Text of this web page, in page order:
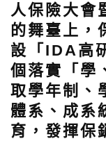
人保險大會
的舞臺上，
設「IDA高
個落實「學
取學年制、
體系、成系
育，發揮保